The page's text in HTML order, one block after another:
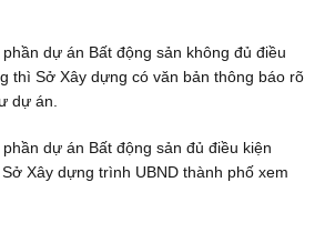
dự án Bất động sản không đủ điều
thì Sở Xây dựng có văn bản thông báo rõ
dự án.
dự án Bất động sản đủ điều kiện
Xây dựng trình UBND thành phố xem